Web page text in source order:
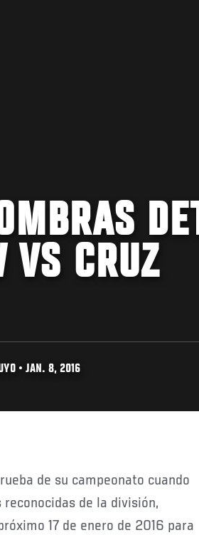
VS CRUZ
• JAN. 8, 2016
de la división,
17 de enero de 2016 para